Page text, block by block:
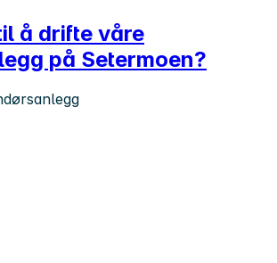
å drifte våre
på Setermoen?